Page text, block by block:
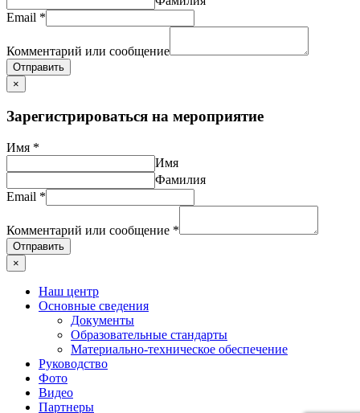
Email *
Комментарий или сообщение
Отправить
×
Зарегистрироваться на мероприятие
Имя *
Имя
Фамилия
Email *
Комментарий или сообщение *
Отправить
×
Наш центр
Основные сведения
Документы
Образовательные стандарты
Материально-техническое обеспечение
Руководство
Фото
Видео
Партнеры